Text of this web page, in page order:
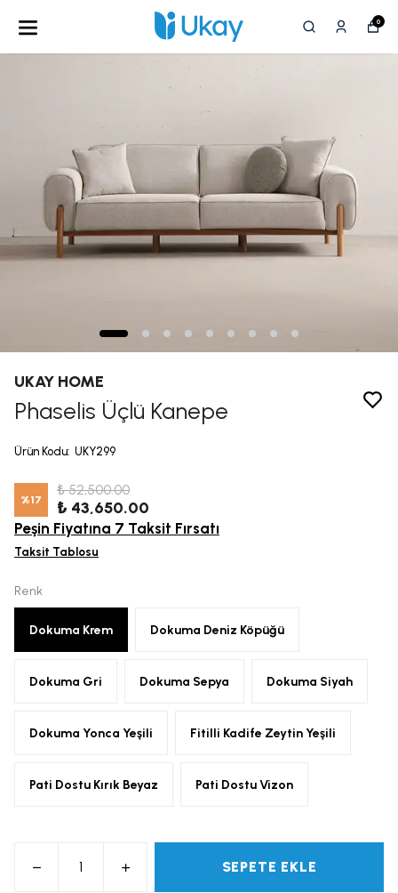
0
UKAY HOME
Phaselis Üçlü Kanepe
Ürün Kodu: UKY299
%17
₺ 52,500.00
₺ 43,650.00
Peşin Fiyatına 7 Taksit Fırsatı
Taksit Tablosu
Renk
Dokuma Krem Dokuma Deniz Köpüğü
Dokuma Gri Dokuma Sepya Dokuma Siyah
Dokuma Yonca Yeşili Fitilli Kadife Zeytin Yeşili
Pati Dostu Kırık Beyaz Pati Dostu Vizon
SEPETE EKLE